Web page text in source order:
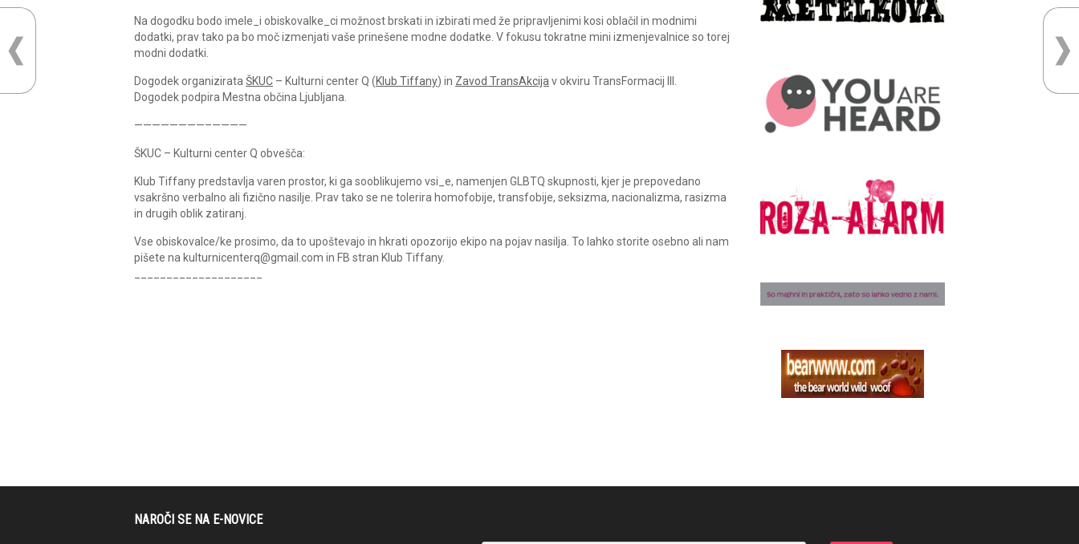
Na dogodku bodo imele_i obiskovalke_ci možnost brskati in izbirati med že pripravljenimi kosi oblačil in modnimi
dodatki, prav tako pa bo moč izmenjati vaše prinešene modne dodatke. V fokusu tokratne mini izmenjevalnice so torej
modni dodatki.
Dogodek organizirata ŠKUC – Kulturni center Q (Klub Tiffany) in Zavod TransAkcija v okviru TransFormacij III.
Dogodek podpira Mestna občina Ljubljana.
————————–————
ŠKUC – Kulturni center Q obvešča:
Klub Tiffany predstavlja varen prostor, ki ga sooblikujemo vsi_e, namenjen GLBTQ skupnosti, kjer je prepovedano
vsakršno verbalno ali fizično nasilje. Prav tako se ne tolerira homofobije, transfobije, seksizma, nacionalizma, rasizma
in drugih oblik zatiranj.
Vse obiskovalce/ke prosimo, da to upoštevajo in hkrati opozorijo ekipo na pojav nasilja. To lahko storite osebno ali nam
pišete na kulturnicenterq@gmail.com in FB stran Klub Tiffany.
NAROČI SE NA E-NOVICE